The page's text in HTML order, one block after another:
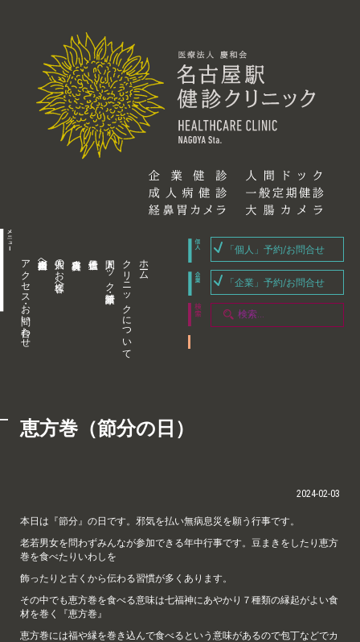
アクセス・お問い合わせ 企業内担当者様へ 個人のお客様へ 人間ドック・健康診断 クリニックについて ホーム
「個人」予約/お問合せ
「企業」予約/お問合せ
恵方巻（節分の日）
2024-02-03
本日は『節分』の日です。邪気を払い無病息災を願う行事です。
老若男女を問わずみんなが参加できる年中行事です。豆まきをしたり恵方
巻を食べたりいわしを
飾ったりと古くから伝わる習慣が多くあります。
その中でも恵方巻を食べる意味は七福神にあやかり７種類の縁起がよい食
材を巻く『恵方巻』
恵方巻には福や縁を巻き込んで食べるという意味があるので包丁などでカ